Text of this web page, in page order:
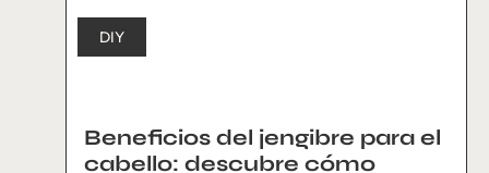
DIY
Beneficios del jengibre para el
cabello: descubre cómo